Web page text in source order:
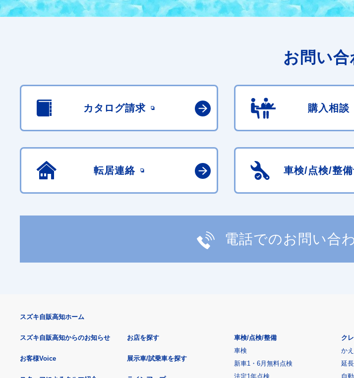
お問い合
カタログ請求 購入相談
転居連絡 車検/点検/整
電話でのお問い合
スズキ自販高知ホーム
スズキ自販高知からのお知らせ
お客様Voice
お店を探す
展示車/試乗車を探す
車検/点検/整備
車検
新車1・6月無料点検
法定1年点検
ク
か
延
自